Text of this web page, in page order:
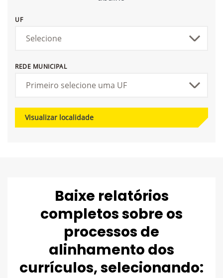
UF
REDE MUNICIPAL
Visualizar localidade
Baixe relatórios
completos sobre os
processos de
alinhamento dos
currículos, selecionando: